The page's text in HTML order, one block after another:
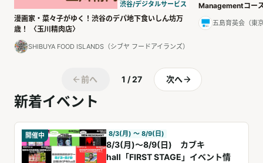
渋谷/デジタルサービス
漫画家・菜々子がゆく！渋谷のデパ地下食いしん坊万
歳！ 〈玉川精肉店〉
SHIBUYA FOOD ISLANDS（シブヤ フードアイランズ）
Managementコー
五島育英会（東
前へ 1 / 27 次へ
新着イベント
開催中 8/3(月) 〜 8/9(日)
8/3(月)～8/9(日) カブキ
hall「FIRST STAGE」イベント情